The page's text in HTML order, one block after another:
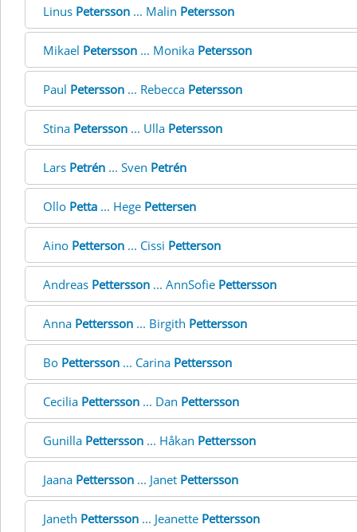
Linus Petersson ... Malin Petersson
Mikael Petersson ... Monika Petersson
Paul Petersson ... Rebecca Petersson
Stina Petersson ... Ulla Petersson
Lars Petrén ... Sven Petrén
Ollo Petta ... Hege Pettersen
Aino Petterson ... Cissi Petterson
Andreas Pettersson ... AnnSofie Pettersson
Anna Pettersson ... Birgith Pettersson
Bo Pettersson ... Carina Pettersson
Cecilia Pettersson ... Dan Pettersson
Gunilla Pettersson ... Håkan Pettersson
Jaana Pettersson ... Janet Pettersson
Janeth Pettersson ... Jeanette Pettersson